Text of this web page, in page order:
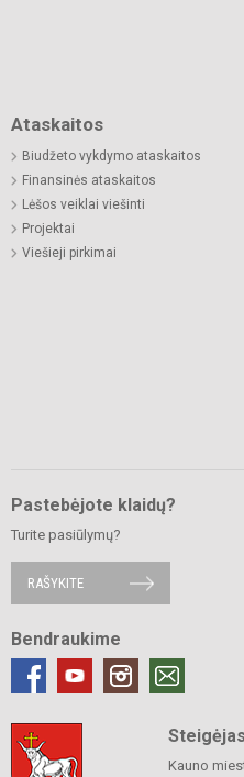
Ataskaitos
Biudžeto vykdymo ataskaitos
Finansinės ataskaitos
Lėšos veiklai viešinti
Projektai
Viešieji pirkimai
Pastebėjote klaidų?
Turite pasiūlymų?
RAŠYKITE
Bendraukime
Steigėjas
Kauno